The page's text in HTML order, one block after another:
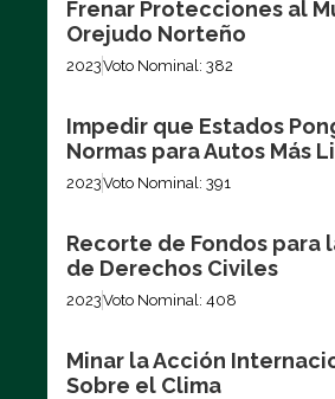
Frenar Protecciones al
Orejudo Norteño
2023Voto Nominal: 382
Impedir que Estados
Normas para Autos Más
2023Voto Nominal: 391
Recorte de Fondos para
de Derechos Civiles
2023Voto Nominal: 408
Minar la Acción
Sobre el Clima